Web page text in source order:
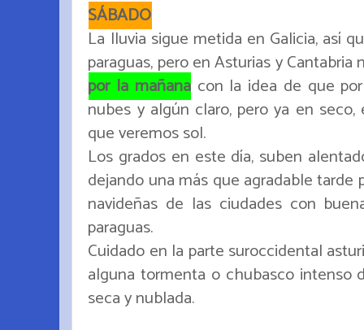
SÁBADO
La lluvia sigue metida en Galicia, así
paraguas, pero en Asturias y
por la mañanacon la idea de que
nubes y algún claro, pero ya en
que veremos sol.
Los grados en este día, suben
dejando una más que agradable tarde
navideñas de las ciudades con
paraguas.
Cuidado en la parte suroccidental
alguna tormenta o chubasco intenso
seca y nublada.